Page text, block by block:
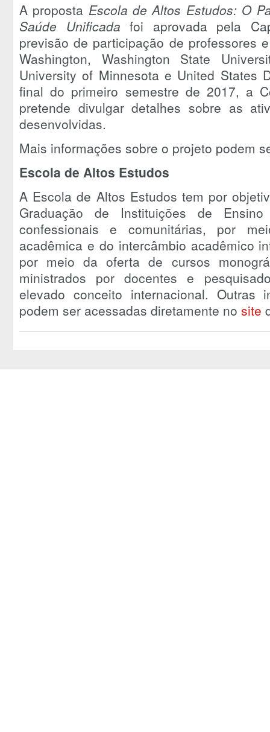
A proposta Escola de Altos Estudos: O
Saúde Unificadafoi aprovada pela
previsão de participação de professores
Washington, Washington State
University of Minnesota e United States
final do primeiro semestre de 2017, a
pretende divulgar detalhes sobre as
desenvolvidas.
Mais informações sobre o projeto podem
Escola de Altos Estudos
A Escola de Altos Estudos tem por
Graduação de Instituições de
confessionais e comunitárias, por
acadêmica e do intercâmbio acadêmico
por meio da oferta de cursos
ministrados por docentes e
elevado conceito internacional. Outras
podem ser acessadas diretamente no site